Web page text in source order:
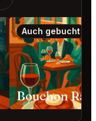
Auch gebucht